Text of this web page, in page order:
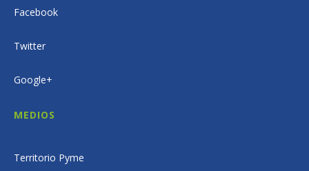
Facebook
Twitter
Google+
MEDIOS
Territorio Pyme